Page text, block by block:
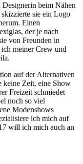
beim Nähen
sie ein Logo
Einen
der je nach
von Freunden in
meiner Crew und
auf der Alternativen
keine Zeit, eine Show
Freizeit schmiedet
noch so viel
Modenshows
ich mich auf
will ich mich auch an